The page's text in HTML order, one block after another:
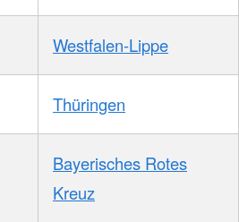
Westfalen-Lippe
Thüringen
Bayerisches Rotes
Kreuz